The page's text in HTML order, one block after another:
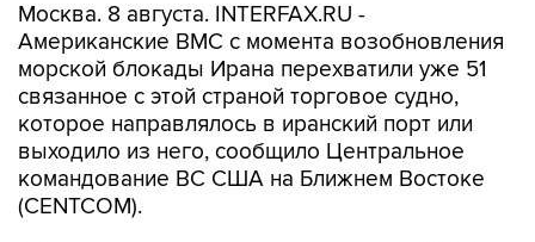
Москва. 8 августа. INTERFAX.RU -
Американские ВМС с момента возобновления
морской блокады Ирана перехватили уже 51
связанное с этой страной торговое судно,
которое направлялось в иранский порт или
выходило из него, сообщило Центральное
командование ВС США на Ближнем Востоке
(CENTCOM).